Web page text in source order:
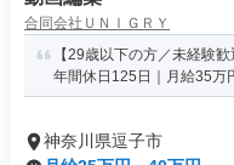
合同会社ＵＮＩＧＲＹ
【29歳以下の方／未経験
年間休日125日｜月給35万
神奈川県逗子市